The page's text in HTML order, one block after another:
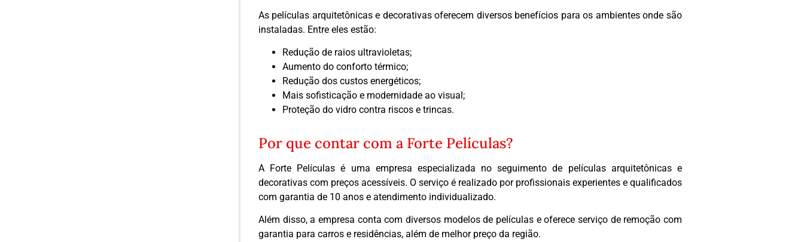
As películas arquitetônicas e decorativas oferecem diversos benefícios para os ambientes onde são
instaladas. Entre eles estão:
Redução de raios ultravioletas;
Aumento do conforto térmico;
Redução dos custos energéticos;
Mais sofisticação e modernidade ao visual;
Proteção do vidro contra riscos e trincas.
Por que contar com a Forte Películas?
A Forte Películas é uma empresa especializada no seguimento de películas arquitetônicas e
decorativas com preços acessíveis. O serviço é realizado por profissionais experientes e qualificados
com garantia de 10 anos e atendimento individualizado.
Além disso, a empresa conta com diversos modelos de películas e oferece serviço de remoção com
garantia para carros e residências, além de melhor preço da região.